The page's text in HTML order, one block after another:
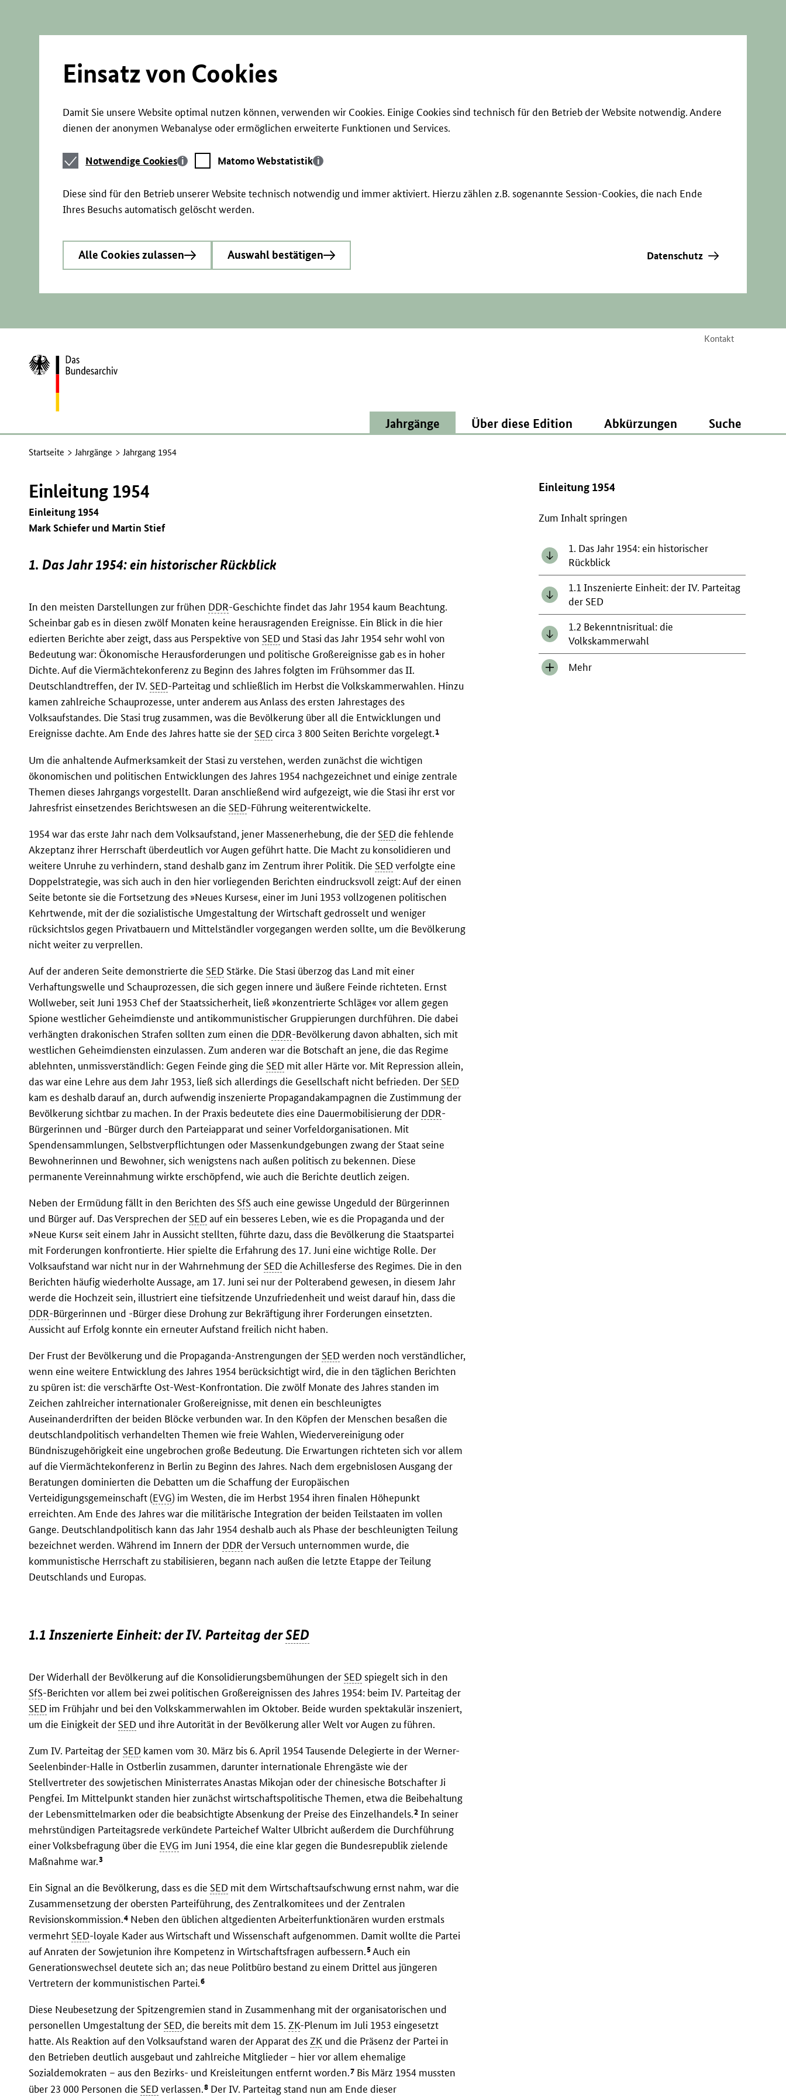
Einsatz von Cookies
Damit Sie unsere Website optimal nutzen können, verwenden wir Cookies. Einige Cookies sind technisch für den Betrieb der Website notwendig. Andere
dienen der anonymen Webanalyse oder ermöglichen erweiterte Funktionen und Services.
Notwendige
Cookies
Notwendige Cookies
Matomo
Webstatistik
Matomo Webstatistik
Diese sind für den Betrieb unserer Website technisch notwendig und immer aktiviert. Hierzu zählen z.B. sogenannte Session-Cookies, die nach Ende
Ihres Besuchs automatisch gelöscht werden.
Alle Cookies zulassen Auswahl bestätigen Datenschutz
Kontakt
Zur
Startseite
Jahrgänge Über diese Edition Abkürzungen Suche
Startseite Jahrgänge Jahrgang 1954
Einleitung 1954
Zum Inhalt springen
1. Das Jahr 1954: ein historischer
Rückblick
1.1 Inszenierte Einheit: der IV. Parteitag
der SED
1.2 Bekenntnisritual: die
Volkskammerwahl
Inhalt
Mehr
Einleitung 1954
Einleitung 1954
Mark Schiefer und Martin Stief
1. Das Jahr 1954: ein historischer Rückblick
In den meisten Darstellungen zur frühen DDR-Geschichte findet das Jahr 1954 kaum Beachtung.
Scheinbar gab es in diesen zwölf Monaten keine herausragenden Ereignisse. Ein Blick in die hier
edierten Berichte aber zeigt, dass aus Perspektive von SED und Stasi das Jahr 1954 sehr wohl von
Bedeutung war: Ökonomische Herausforderungen und politische Großereignisse gab es in hoher
Dichte. Auf die Viermächtekonferenz zu Beginn des Jahres folgten im Frühsommer das II.
Deutschlandtreffen, der IV. SED-Parteitag und schließlich im Herbst die Volkskammerwahlen. Hinzu
kamen zahlreiche Schauprozesse, unter anderem aus Anlass des ersten Jahrestages des
Volksaufstandes. Die Stasi trug zusammen, was die Bevölkerung über all die Entwicklungen und
Ereignisse dachte. Am Ende des Jahres hatte sie der SED circa 3 800 Seiten Berichte vorgelegt.1
Um die anhaltende Aufmerksamkeit der Stasi zu verstehen, werden zunächst die wichtigen
ökonomischen und politischen Entwicklungen des Jahres 1954 nachgezeichnet und einige zentrale
Themen dieses Jahrgangs vorgestellt. Daran anschließend wird aufgezeigt, wie die Stasi ihr erst vor
Jahresfrist einsetzendes Berichtswesen an die SED-Führung weiterentwickelte.
1954 war das erste Jahr nach dem Volksaufstand, jener Massenerhebung, die der SED die fehlende
Akzeptanz ihrer Herrschaft überdeutlich vor Augen geführt hatte. Die Macht zu konsolidieren und
weitere Unruhe zu verhindern, stand deshalb ganz im Zentrum ihrer Politik. Die SED verfolgte eine
Doppelstrategie, was sich auch in den hier vorliegenden Berichten eindrucksvoll zeigt: Auf der einen
Seite betonte sie die Fortsetzung des »Neues Kurses«, einer im Juni 1953 vollzogenen politischen
Kehrtwende, mit der die sozialistische Umgestaltung der Wirtschaft gedrosselt und weniger
rücksichtslos gegen Privatbauern und Mittelständler vorgegangen werden sollte, um die Bevölkerung
nicht weiter zu verprellen.
Auf der anderen Seite demonstrierte die SED Stärke. Die Stasi überzog das Land mit einer
Verhaftungswelle und Schauprozessen, die sich gegen innere und äußere Feinde richteten. Ernst
Wollweber, seit Juni 1953 Chef der Staatssicherheit, ließ »konzentrierte Schläge« vor allem gegen
Spione westlicher Geheimdienste und antikommunistischer Gruppierungen durchführen. Die dabei
verhängten drakonischen Strafen sollten zum einen die DDR-Bevölkerung davon abhalten, sich mit
westlichen Geheimdiensten einzulassen. Zum anderen war die Botschaft an jene, die das Regime
ablehnten, unmissverständlich: Gegen Feinde ging die SED mit aller Härte vor. Mit Repression allein,
das war eine Lehre aus dem Jahr 1953, ließ sich allerdings die Gesellschaft nicht befrieden. Der SED
kam es deshalb darauf an, durch aufwendig inszenierte Propagandakampagnen die Zustimmung der
Bevölkerung sichtbar zu machen. In der Praxis bedeutete dies eine Dauermobilisierung der DDR-
Bürgerinnen und -Bürger durch den Parteiapparat und seiner Vorfeldorganisationen. Mit
Spendensammlungen, Selbstverpflichtungen oder Massenkundgebungen zwang der Staat seine
Bewohnerinnen und Bewohner, sich wenigstens nach außen politisch zu bekennen. Diese
permanente Vereinnahmung wirkte erschöpfend, wie auch die Berichte deutlich zeigen.
Neben der Ermüdung fällt in den Berichten des SfSauch eine gewisse Ungeduld der Bürgerinnen
und Bürger auf. Das Versprechen der SED auf ein besseres Leben, wie es die Propaganda und der
»Neue Kurs« seit einem Jahr in Aussicht stellten, führte dazu, dass die Bevölkerung die Staatspartei
mit Forderungen konfrontierte. Hier spielte die Erfahrung des 17. Juni eine wichtige Rolle. Der
Volksaufstand war nicht nur in der Wahrnehmung der SED die Achillesferse des Regimes. Die in den
Berichten häufig wiederholte Aussage, am 17. Juni sei nur der Polterabend gewesen, in diesem Jahr
werde die Hochzeit sein, illustriert eine tiefsitzende Unzufriedenheit und weist darauf hin, dass die
DDR-Bürgerinnen und -Bürger diese Drohung zur Bekräftigung ihrer Forderungen einsetzten.
Aussicht auf Erfolg konnte ein erneuter Aufstand freilich nicht haben.
Der Frust der Bevölkerung und die Propaganda-Anstrengungen der SED werden noch verständlicher,
wenn eine weitere Entwicklung des Jahres 1954 berücksichtigt wird, die in den täglichen Berichten
zu spüren ist: die verschärfte Ost-West-Konfrontation. Die zwölf Monate des Jahres standen im
Zeichen zahlreicher internationaler Großereignisse, mit denen ein beschleunigtes
Auseinanderdriften der beiden Blöcke verbunden war. In den Köpfen der Menschen besaßen die
deutschlandpolitisch verhandelten Themen wie freie Wahlen, Wiedervereinigung oder
Bündniszugehörigkeit eine ungebrochen große Bedeutung. Die Erwartungen richteten sich vor allem
auf die Viermächtekonferenz in Berlin zu Beginn des Jahres. Nach dem ergebnislosen Ausgang der
Beratungen dominierten die Debatten um die Schaffung der Europäischen
Verteidigungsgemeinschaft (EVG) im Westen, die im Herbst 1954 ihren finalen Höhepunkt
erreichten. Am Ende des Jahres war die militärische Integration der beiden Teilstaaten im vollen
Gange. Deutschlandpolitisch kann das Jahr 1954 deshalb auch als Phase der beschleunigten Teilung
bezeichnet werden. Während im Innern der DDR der Versuch unternommen wurde, die
kommunistische Herrschaft zu stabilisieren, begann nach außen die letzte Etappe der Teilung
Deutschlands und Europas.
1.1 Inszenierte Einheit: der IV. Parteitag derSED
Der Widerhall der Bevölkerung auf die Konsolidierungsbemühungen der SED spiegelt sich in den
SfS-Berichten vor allem bei zwei politischen Großereignissen des Jahres 1954: beim IV. Parteitag der
SED im Frühjahr und bei den Volkskammerwahlen im Oktober. Beide wurden spektakulär inszeniert,
um die Einigkeit der SED und ihre Autorität in der Bevölkerung aller Welt vor Augen zu führen.
Zum IV. Parteitag der SED kamen vom 30. März bis 6. April 1954 Tausende Delegierte in der Werner-
Seelenbinder-Halle in Ostberlin zusammen, darunter internationale Ehrengäste wie der
Stellvertreter des sowjetischen Ministerrates Anastas Mikojan oder der chinesische Botschafter Ji
Pengfei. Im Mittelpunkt standen hier zunächst wirtschaftspolitische Themen, etwa die Beibehaltung
der Lebensmittelmarken oder die beabsichtigte Absenkung der Preise des Einzelhandels.2 In seiner
mehrstündigen Parteitagsrede verkündete Parteichef Walter Ulbricht außerdem die Durchführung
einer Volksbefragung über die EVG im Juni 1954, die eine klar gegen die Bundesrepublik zielende
Maßnahme war.3
Ein Signal an die Bevölkerung, dass es die SED mit dem Wirtschaftsaufschwung ernst nahm, war die
Zusammensetzung der obersten Parteiführung, des Zentralkomitees und der Zentralen
Revisionskommission.4 Neben den üblichen altgedienten Arbeiterfunktionären wurden erstmals
vermehrt SED-loyale Kader aus Wirtschaft und Wissenschaft aufgenommen. Damit wollte die Partei
auf Anraten der Sowjetunion ihre Kompetenz in Wirtschaftsfragen aufbessern.5Auch ein
Generationswechsel deutete sich an; das neue Politbüro bestand zu einem Drittel aus jüngeren
Vertretern der kommunistischen Partei.6
Diese Neubesetzung der Spitzengremien stand in Zusammenhang mit der organisatorischen und
personellen Umgestaltung der SED, die bereits mit dem 15.ZK-Plenum im Juli 1953 eingesetzt
hatte. Als Reaktion auf den Volksaufstand waren der Apparat desZK und die Präsenz der Partei in
den Betrieben deutlich ausgebaut und zahlreiche Mitglieder – hier vor allem ehemalige
Sozialdemokraten – aus den Bezirks- und Kreisleitungen entfernt worden.7 Bis März 1954 mussten
über 23 000 Personen die SED verlassen.8 Der IV. Parteitag stand nun am Ende dieser